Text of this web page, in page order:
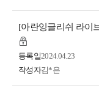
[아란잉글리쉬 라이
등록일2024.04.23
작성자김*은